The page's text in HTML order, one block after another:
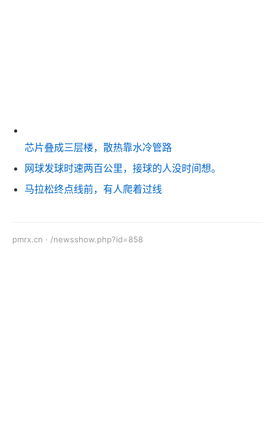
芯片叠成三层楼，散热靠水冷管路
网球发球时速两百公里，接球的人没时间想。
马拉松终点线前，有人爬着过线
pmrx.cn · /newsshow.php?id=858